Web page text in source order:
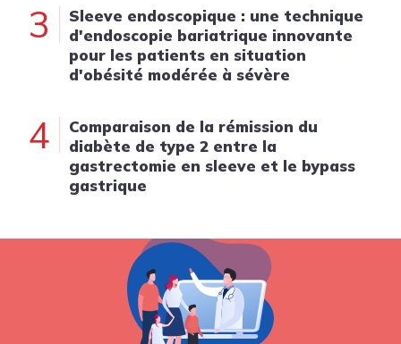
3
Sleeve endoscopique : une technique
d'endoscopie bariatrique innovante
pour les patients en situation
d'obésité modérée à sévère
4
Comparaison de la rémission du
diabète de type 2 entre la
gastrectomie en sleeve et le bypass
gastrique